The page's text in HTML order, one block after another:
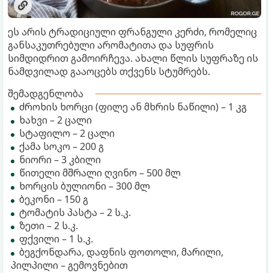
ეს არის ტრადიციული ფრანგული კერძი, რომელიც
განსაკუთრებული არომატითა და სუფრის
სიმდიდრით გამოირჩევა. ახალი წლის სუფრაზე ის
ნამდვილად გააოცებს თქვენს სტუმრებს.
შემადგენლობა
ძროხის ხორცი (ფილე ან მხრის ნაწილი) – 1 კგ
ხახვი – 2 ცალი
სტაფილო – 2 ცალი
ქამა სოკო – 200 გ
ნიორი – 3 კბილი
წითელი მშრალი ღვინო – 500 მლ
ხორცის ბულიონი – 300 მლ
ბეკონი – 150 გ
ტომატის პასტა – 2 ს.კ.
ზეთი – 2 ს.კ.
ფქვილი – 1 ს.კ.
ბეგქონდარა, დაფნის ფოთოლი, მარილი,
პილპილი – გემოვნებით